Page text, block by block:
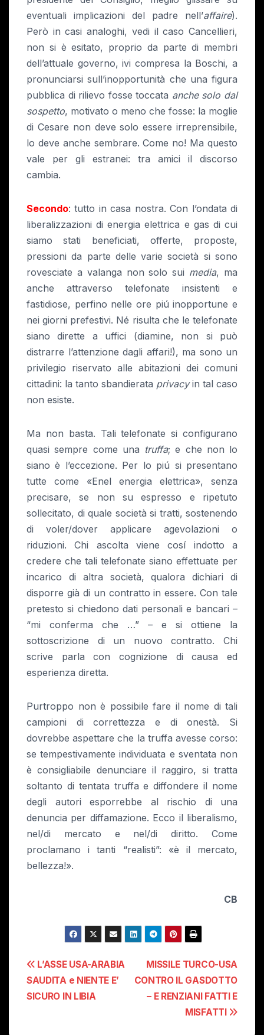
eventuali implicazioni del padre nell’affaire).
Però in casi analoghi, vedi il caso Cancellieri,
non si è esitato, proprio da parte di membri
dell’attuale governo, ivi compresa la Boschi, a
pronunciarsi sull’inopportunità che una figura
pubblica di rilievo fosse toccata anche solo dal
sospetto, motivato o meno che fosse: la moglie
di Cesare non deve solo essere irreprensibile,
lo deve anche sembrare. Come no! Ma questo
vale per gli estranei: tra amici il discorso
cambia.
Secondo: tutto in casa nostra. Con l’ondata di
liberalizzazioni di energia elettrica e gas di cui
siamo stati beneficiati, offerte, proposte,
pressioni da parte delle varie società si sono
rovesciate a valanga non solo sui media, ma
anche attraverso telefonate insistenti e
fastidiose, perfino nelle ore piú inopportune e
nei giorni prefestivi. Né risulta che le telefonate
siano dirette a uffici (diamine, non si può
distrarre l’attenzione dagli affari!), ma sono un
privilegio riservato alle abitazioni dei comuni
cittadini: la tanto sbandierata privacyin tal caso
non esiste.
Ma non basta. Tali telefonate si configurano
quasi sempre come una truffa; e che non lo
siano è l’eccezione. Per lo piú si presentano
tutte come «Enel energia elettrica», senza
precisare, se non su espresso e ripetuto
sollecitato, di quale società si tratti, sostenendo
di voler/dover applicare agevolazioni o
riduzioni. Chi ascolta viene cosí indotto a
credere che tali telefonate siano effettuate per
incarico di altra società, qualora dichiari di
disporre già di un contratto in essere. Con tale
pretesto si chiedono dati personali e bancari –
“mi conferma che …” – e si ottiene la
sottoscrizione di un nuovo contratto. Chi
scrive parla con cognizione di causa ed
esperienza diretta.
Purtroppo non è possibile fare il nome di tali
campioni di correttezza e di onestà. Si
dovrebbe aspettare che la truffa avesse corso:
se tempestivamente individuata e sventata non
è consigliabile denunciare il raggiro, si tratta
soltanto di tentata truffa e diffondere il nome
degli autori esporrebbe al rischio di una
denuncia per diffamazione. Ecco il liberalismo,
nel/di mercato e nel/di diritto. Come
proclamano i tanti “realisti”: «è il mercato,
bellezza!».
CB
Navigazione
articoli
MISSILE TURCO-USA
CONTRO IL GASDOTTO
– E RENZIANI FATTI E
MISFATTI
L’ASSE USA-ARABIA
SAUDITA e NIENTE E’
SICURO IN LIBIA